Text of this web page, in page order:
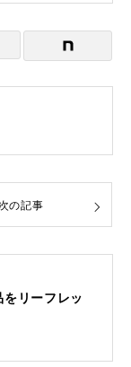
次の記事
リーフレッ